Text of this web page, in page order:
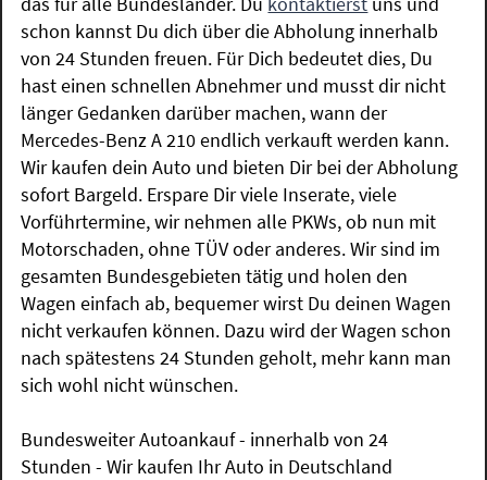
schon kannst Du dich über die Abholung innerhalb
von 24 Stunden freuen. Für Dich bedeutet dies, Du
hast einen schnellen Abnehmer und musst dir nicht
länger Gedanken darüber machen, wann der
Mercedes-Benz A 210 endlich verkauft werden kann.
Wir kaufen dein Auto und bieten Dir bei der Abholung
sofort Bargeld. Erspare Dir viele Inserate, viele
Vorführtermine, wir nehmen alle PKWs, ob nun mit
Motorschaden, ohne TÜV oder anderes. Wir sind im
gesamten Bundesgebieten tätig und holen den
Wagen einfach ab, bequemer wirst Du deinen Wagen
nicht verkaufen können. Dazu wird der Wagen schon
nach spätestens 24 Stunden geholt, mehr kann man
sich wohl nicht wünschen.
Bundesweiter Autoankauf - innerhalb von 24
Stunden - Wir kaufen Ihr Auto in Deutschland